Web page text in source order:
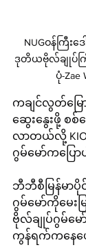
NUGဝန်ကြီးဒ
ဒုတိယဗိုလ်ချုပ်က
ပုံ-Zae
ကချင်လွတ်မြေ
ဆွေးနွေးဖို့ စ
လာတယ်လို့
ဂွမ်မော်ကပြေ
ဘီဘီစီမြန်မာပို
ဂွမ်မော်ကိုမေး
ဗိုလ်ချုပ်ဂွမ်မ
ကွန်ရက်ကနေဖေ